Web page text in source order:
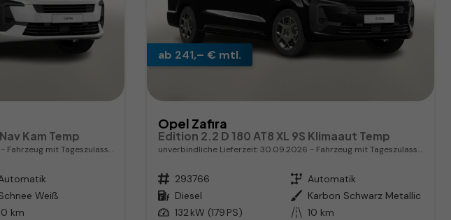
Kam Temp
Fahrzeug mit Tageszulassung
Weiß
km
ab 241,– € mtl.
Opel Zafira
Edition 2.2 D 180 AT8 XL 9S Klimaaut Temp
unverbindliche Lieferzeit:30.09.2026 Fahrzeug mit Tageszulassung
Fahrzeugnr. 293766 Getriebe Automatik
Kraftstoff Diesel Außenfarbe Karbon Schwarz Metallic
Leistung 132 kW (179 PS) Kilometerstand 10 km